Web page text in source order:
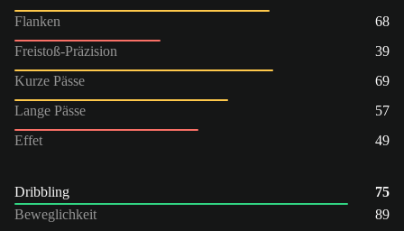
Flanken
68
Freistoß-Präzision
39
Kurze Pässe
69
Lange Pässe
57
Effet
49
Dribbling
75
Beweglichkeit
89